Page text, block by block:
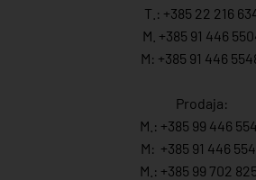
T.: +385 22 216
M. +385 91 446
M: +385 91 446
Prodaja:
M.: +385 99 446
M: +385 91 446 554
M.: +385 99 702